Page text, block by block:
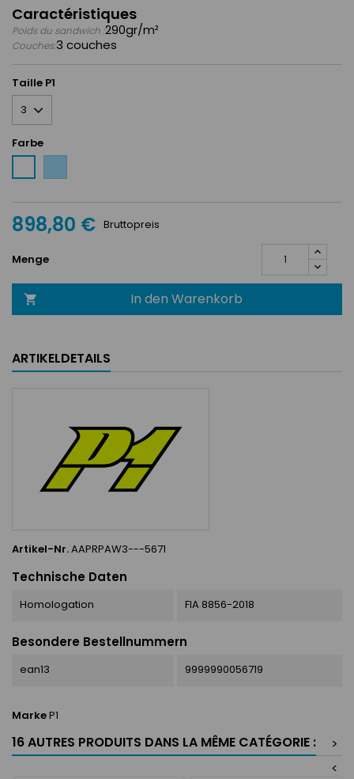
Caractéristiques
Poids du sandwich :290gr/m²
Couches:3 couches
Taille P1
Farbe
Ciel
898,80 € Bruttopreis
Menge
 In den Warenkorb
ARTIKELDETAILS
Artikel-Nr.AAPRPAW3---5671
Technische Daten
Homologation FIA 8856-2018
Besondere Bestellnummern
ean13 9999990056719
MarkeP1
16 AUTRES PRODUITS DANS LA MÊME CATÉGORIE :
>
<